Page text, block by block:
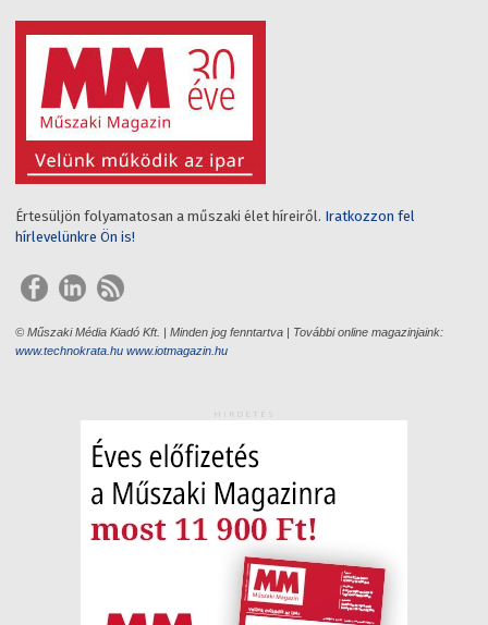
Értesüljön folyamatosan a műszaki élet híreiről. Iratkozzon fel
hírlevelünkre Ön is!
© Műszaki Média Kiadó Kft. | Minden jog fenntartva | További online magazinjaink:
www.technokrata.hu www.iotmagazin.hu
HIRDETÉS